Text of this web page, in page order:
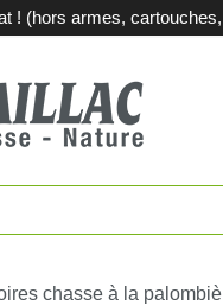
! (hors armes,
Fusils de
chasse à la